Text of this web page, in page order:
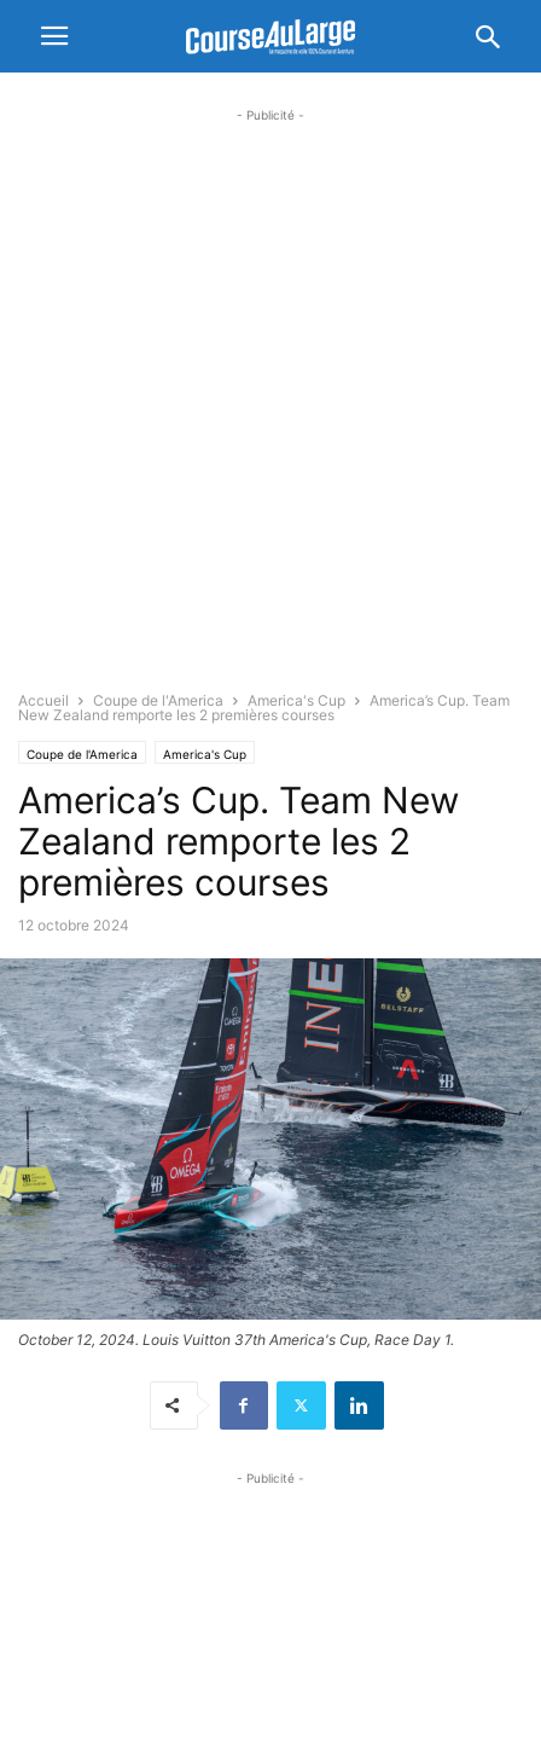
- Publicité -
Accueil Coupe de l'America America's Cup
America’s Cup. Team
New Zealand remporte les 2 premières courses
Coupe de l'America America's Cup
America’s Cup. Team New
Zealand remporte les 2
premières courses
12 octobre 2024
October 12, 2024. Louis Vuitton 37th America's Cup, Race Day 1.
- Publicité -